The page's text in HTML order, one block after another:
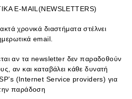
E-MAIL(NEWSLETTERS)
χρονικά διαστήματα στέλνει
email.
αν τα newsletter δεν παραδοθούν
αν και καταβάλει κάθε δυνατή
(Internet Service providers) για
παράδοση